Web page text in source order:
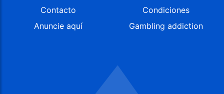
Contacto
Anuncie aquí
Condiciones
Gambling addiction